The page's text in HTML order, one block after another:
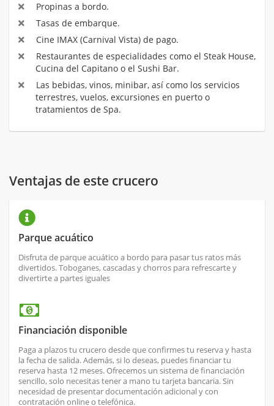
Propinas a bordo.
Tasas de embarque.
Cine IMAX (Carnival Vista) de pago.
Restaurantes de especialidades como el Steak House,
Cucina del Capitano o el Sushi Bar.
Las bebidas, vinos, minibar, así como los servicios
terrestres, vuelos, excursiones en puerto o
tratamientos de Spa.
Ventajas de este crucero
Parque acuático
Disfruta de parque acuático a bordo para pasar tus ratos más
divertidos. Toboganes, cascadas y chorros para refrescarte y
divertirte a partes iguales
Financiación disponible
Paga a plazos tu crucero desde que confirmes tu reserva y hasta
la fecha de salida. Además, si lo deseas, puedes financiar tu
reserva hasta 12 meses. Ofrecemos un sistema de financiación
sencillo, solo necesitas tener a mano tu tarjeta bancaria. Sin
necesidad de presentar documentación adicional y con
contratación online o telefónica.